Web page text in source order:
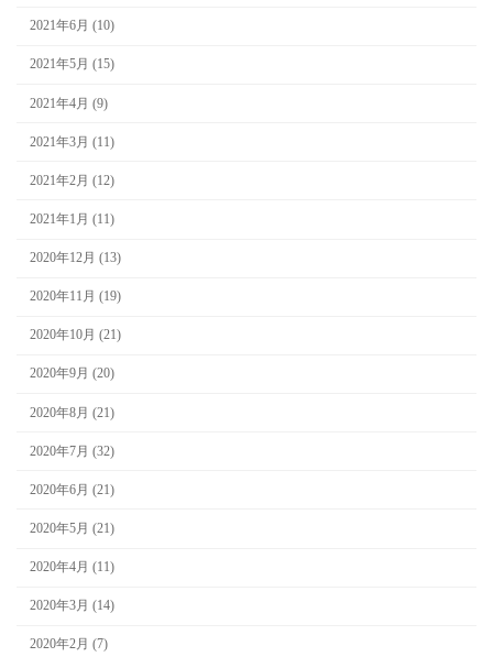
2021年6月 (10)
2021年5月 (15)
2021年4月 (9)
2021年3月 (11)
2021年2月 (12)
2021年1月 (11)
2020年12月 (13)
2020年11月 (19)
2020年10月 (21)
2020年9月 (20)
2020年8月 (21)
2020年7月 (32)
2020年6月 (21)
2020年5月 (21)
2020年4月 (11)
2020年3月 (14)
2020年2月 (7)